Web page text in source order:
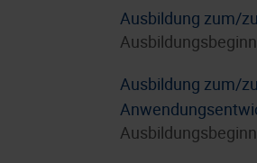
Ausbildung zum/
Ausbildung zum/